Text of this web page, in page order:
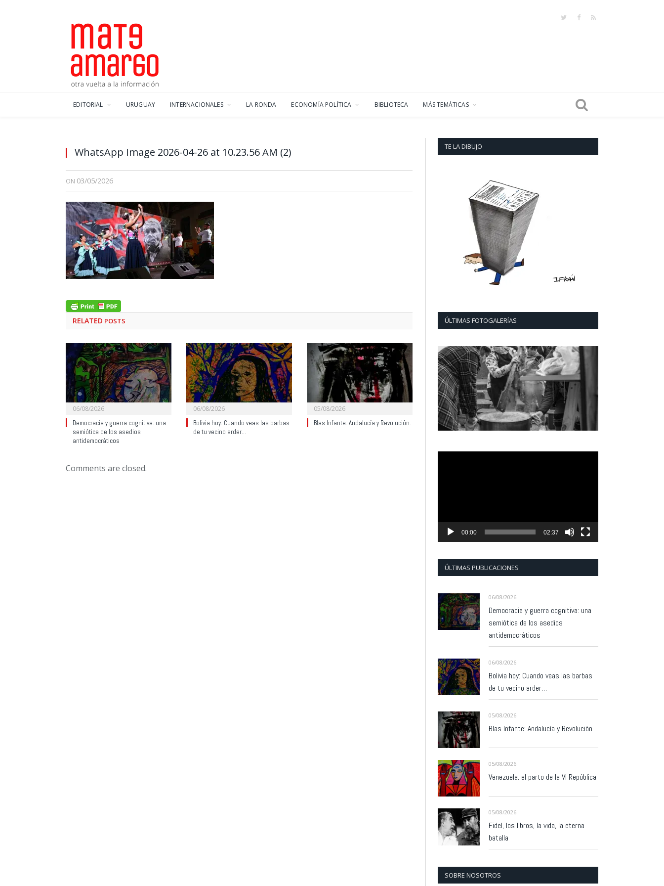
TwitterFacebook
RSS
EDITORIAL URUGUAY INTERNACIONALES LA RONDA ECONOMÍA POLÍTICA BIBLIOTECA MÁS TEMÁTICAS
WhatsApp Image 2026-04-26 at 10.23.56 AM (2)
ON 03/05/2026
RELATED POSTS
06/08/2026
Democracia y guerra cognitiva: una
semiótica de los asedios
antidemocráticos
06/08/2026
Bolivia hoy: Cuando veas las barbas
de tu vecino arder…
05/08/2026
Blas Infante: Andalucía y Revolución.
Comments are closed.
TE LA DIBUJO
ÚLTIMAS FOTOGALERÍAS
00:00 02:37
ÚLTIMAS PUBLICACIONES
06/08/2026
Democracia y guerra cognitiva: una
semiótica de los asedios
antidemocráticos
06/08/2026
Bolivia hoy: Cuando veas las barbas
de tu vecino arder…
05/08/2026
Blas Infante: Andalucía y Revolución.
05/08/2026
Venezuela: el parto de la VI República
05/08/2026
Fidel, los libros, la vida, la eterna
batalla
SOBRE NOSOTROS